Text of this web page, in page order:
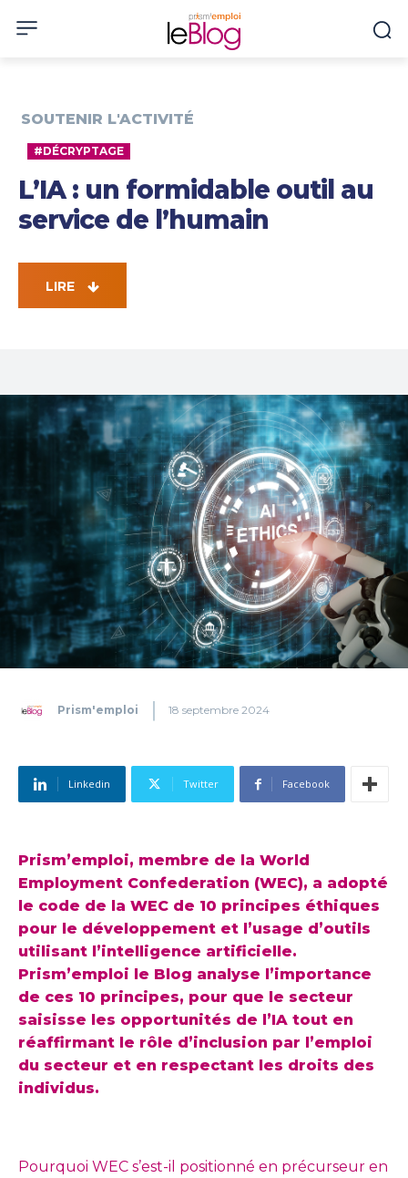
SOUTENIR L'ACTIVITÉ
#DÉCRYPTAGE
L’IA : un formidable outil au
service de l’humain
LIRE
Prism'emploi 18 septembre 2024
Linkedin Twitter Facebook
Prism’emploi, membre de la World
Employment Confederation (WEC), a adopté
le code de la WEC de 10 principes éthiques
pour le développement et l’usage d’outils
utilisant l’intelligence artificielle.
Prism’emploi le Blog analyse l’importance
de ces 10 principes, pour que le secteur
saisisse les opportunités de l’IA tout en
réaffirmant le rôle d’inclusion par l’emploi
du secteur et en respectant les droits des
individus.
Pourquoi WEC s’est-il positionné en précurseur en